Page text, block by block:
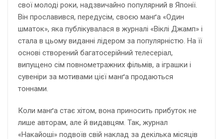
свої молоді роки, надзвичайно популярний в Японії.
Він прославився, передусім, своєю манґа «Один
шматок», яка публікувалася в журналі «Віклі Джамп» і
стала в цьому виданні лідером за популярністю. На її
основі створений багатосерійний телесеріал,
випущено сім повнометражних фільмів, а іграшки і
сувеніри за мотивами цієї манґа продаються
тоннами.
Коли манґа стає хітом, вона приносить прибуток не
лише авторам, але й видавцям. Так, журнал
«Накайоші» подвоїв свій наклад за декілька місяців